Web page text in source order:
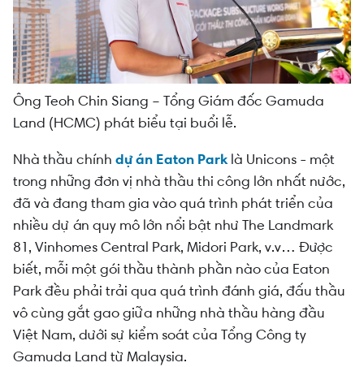
Ông Teoh Chin Siang – Tổng Giám đốc Gamuda
Land (HCMC) phát biểu tại buổi lễ.
Nhà thầu chính dự án Eaton Parklà Unicons - một
trong những đơn vị nhà thầu thi công lớn nhất nước,
đã và đang tham gia vào quá trình phát triển của
nhiều dự án quy mô lớn nổi bật như The Landmark
81, Vinhomes Central Park, Midori Park, v.v… Được
biết, mỗi một gói thầu thành phần nào của Eaton
Park đều phải trải qua quá trình đánh giá, đấu thầu
vô cùng gắt gao giữa những nhà thầu hàng đầu
Việt Nam, dưới sự kiểm soát của Tổng Công ty
Gamuda Land từ Malaysia.